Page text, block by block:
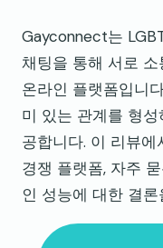
Gayconnect는
채팅을 통해 서로
온라인 플랫폼입니
미 있는 관계를 형
공합니다. 이 리뷰
경쟁 플랫폼, 자주
인 성능에 대한 결